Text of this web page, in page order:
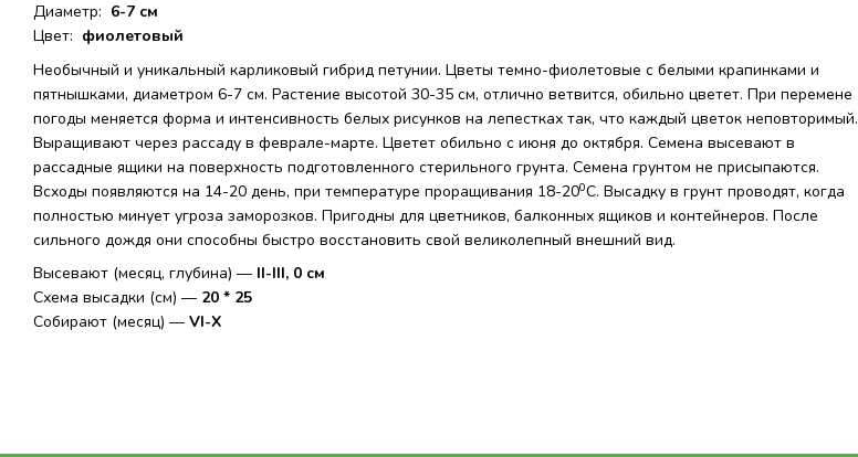
Диаметр: 6-7 см
Цвет: фиолетовый
Необычный и уникальный карликовый гибрид петунии. Цветы темно-фиолетовые с белыми крапинками и
пятнышками, диаметром 6-7 см. Растение высотой 30-35 см, отлично ветвится, обильно цветет. При перемене
погоды меняется форма и интенсивность белых рисунков на лепестках так, что каждый цветок неповторимый.
Выращивают через рассаду в феврале-марте. Цветет обильно с июня до октября. Семена высевают в
рассадные ящики на поверхность подготовленного стерильного грунта. Семена грунтом не присыпаются.
Всходы появляются на 14-20 день, при температуре проращивания 18-200С. Высадку в грунт проводят, когда
полностью минует угроза заморозков. Пригодны для цветников, балконных ящиков и контейнеров. После
сильного дождя они способны быстро восстановить свой великолепный внешний вид.
Высевают (месяц, глубина) — II-III, 0 см
Схема высадки (см) — 20 * 25
Собирают (месяц) — VI-X